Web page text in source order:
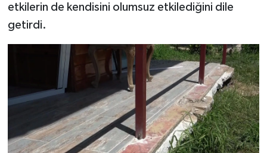
etkilerin de kendisini olumsuz etkilediğini dile
getirdi.